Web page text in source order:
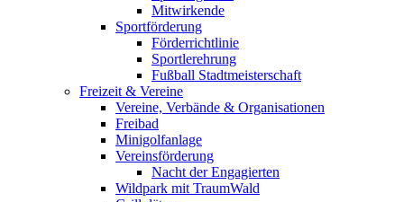
Mitwirkende
Sportförderung
Förderrichtlinie
Sportlerehrung
Fußball Stadtmeisterschaft
Freizeit & Vereine
Vereine, Verbände & Organisationen
Freibad
Minigolfanlage
Vereinsförderung
Nacht der Engagierten
Wildpark mit TraumWald